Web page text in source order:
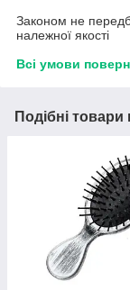
Законом не
належної якості
Всі умови
Подібні товари